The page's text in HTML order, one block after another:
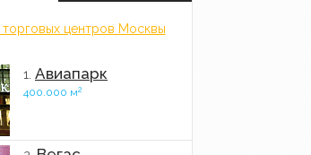
торговых центров Москвы
1. Авиапарк
400.000 м2